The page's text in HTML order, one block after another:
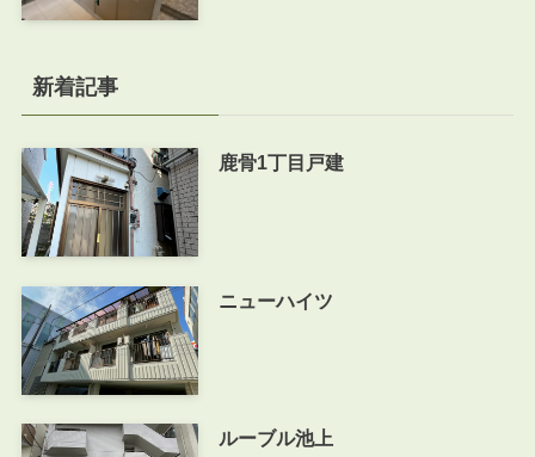
新着記事
鹿骨1丁目戸建
ニューハイツ
ルーブル池上